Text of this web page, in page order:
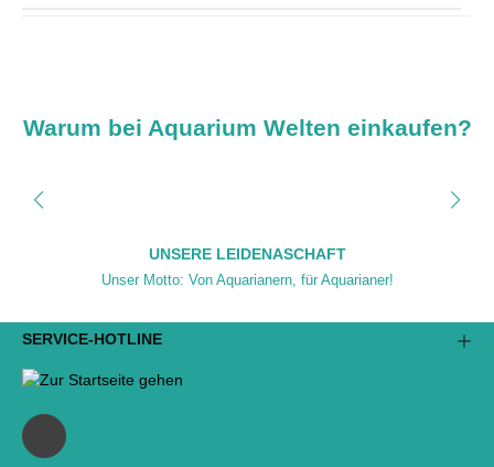
Warum bei Aquarium Welten einkaufen?
UNSERE LEIDENASCHAFT
Unser Motto: Von Aquarianern, für Aquarianer!
SERVICE-HOTLINE